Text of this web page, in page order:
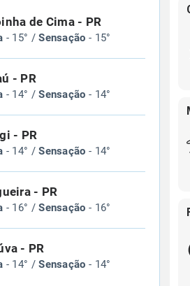
de Cima - PR
- 15° /Sensação - 15°
- PR
- 14° /Sensação - 14°
- PR
- 14° /Sensação - 14°
- PR
- 16° /Sensação - 16°
- PR
- 14° /Sensação - 14°